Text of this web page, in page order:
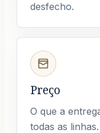
desfecho.
Preço
O que a
todas as linhas.